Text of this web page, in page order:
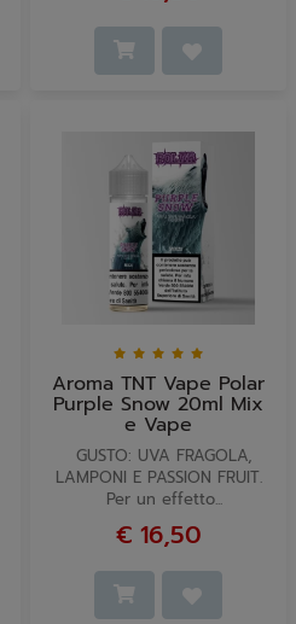
Aroma TNT Vape Polar
Purple Snow 20ml Mix
e Vape
GUSTO: UVA FRAGOLA,
LAMPONI E PASSION FRUIT.
Per un effetto...
€ 16,50